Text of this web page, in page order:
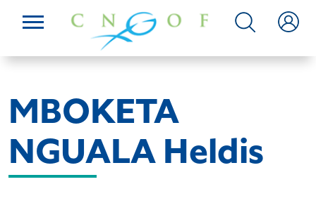
MBOKETA
NGUALA Heldis